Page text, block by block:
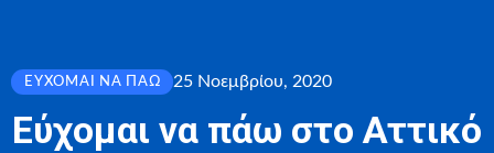
ΕΎΧΟΜΑΙ ΝΑ ΠΆΩ 25 Νοεμβρίου, 2020
Εύχομαι να πάω στο Αττικό